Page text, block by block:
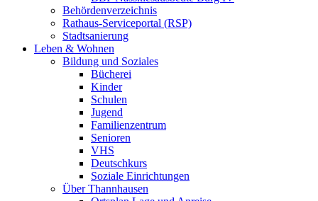
Behördenverzeichnis
Rathaus-Serviceportal (RSP)
Stadtsanierung
Leben & Wohnen
Bildung und Soziales
Bücherei
Kinder
Schulen
Jugend
Familienzentrum
Senioren
VHS
Deutschkurs
Soziale Einrichtungen
Über Thannhausen